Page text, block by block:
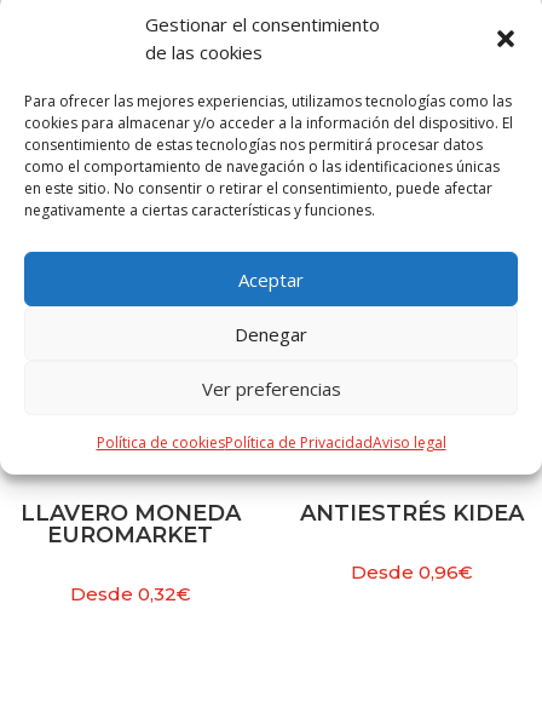
Gestionar el consentimiento
de las cookies
Para ofrecer las mejores experiencias, utilizamos tecnologías como las
cookies para almacenar y/o acceder a la información del dispositivo. El
consentimiento de estas tecnologías nos permitirá procesar datos
como el comportamiento de navegación o las identificaciones únicas
en este sitio. No consentir o retirar el consentimiento, puede afectar
negativamente a ciertas características y funciones.
Aceptar
Denegar
Ver preferencias
Política de cookiesPolítica de PrivacidadAviso legal
de vivos y variados colores. Color blanco especialmente
diseñado para marcaje en sublimación.
PRODUCTOS RELACIONADOS
LLAVERO MONEDA
EUROMARKET
Desde 0,32€
ANTIESTRÉS KIDEA
Desde 0,96€